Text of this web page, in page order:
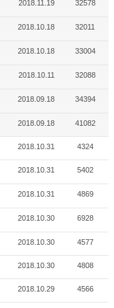
2018.11.19 32578
2018.10.18 32011
2018.10.18 33004
2018.10.11 32088
2018.09.18 34394
2018.09.18 41082
2018.10.31 4324
2018.10.31 5402
2018.10.31 4869
2018.10.30 6928
2018.10.30 4577
2018.10.30 4808
2018.10.29 4566